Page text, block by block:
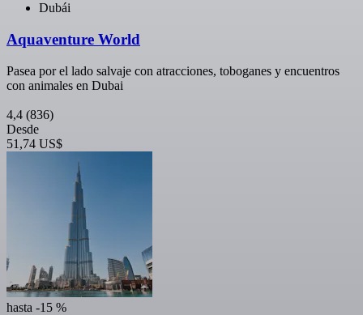
Dubái
Aquaventure World
Pasea por el lado salvaje con atracciones, toboganes y encuentros
con animales en Dubai
4,4 (836)
Desde
51,74 US$
hasta -15 %